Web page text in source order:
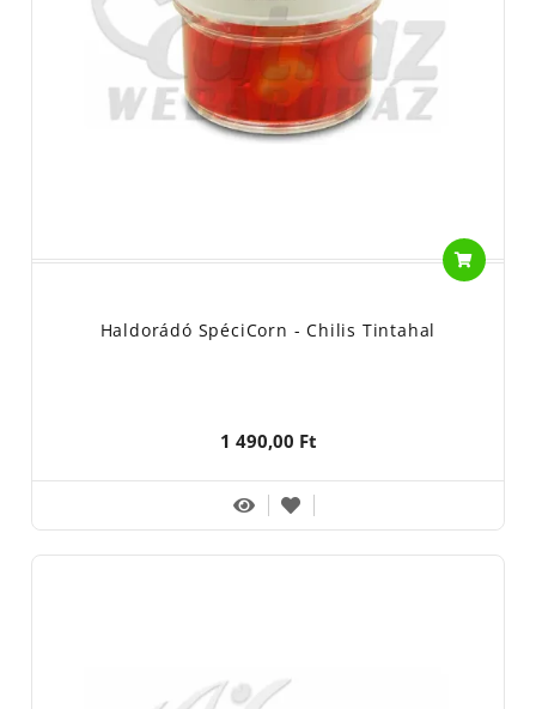
Haldorádó SpéciCorn - Chilis Tintahal
1 490,00 Ft